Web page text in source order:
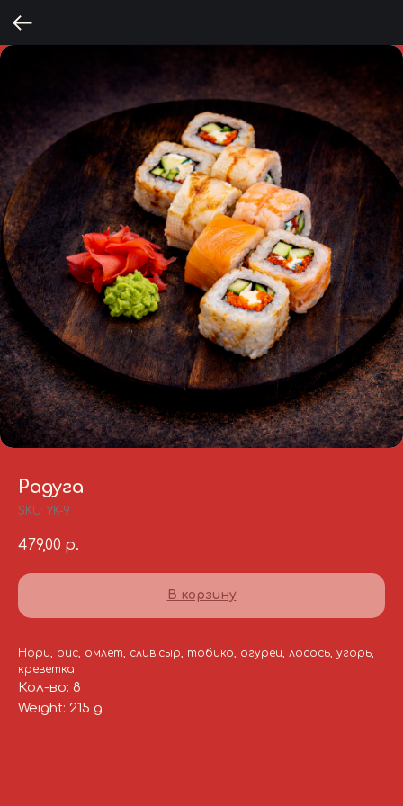
Радуга
SKU: YK-9
479,00 р.
В корзину
Нори, рис, омлет, слив.сыр, тобико, огурец, лосось, угорь,
креветка
Кол-во: 8
Weight: 215 g